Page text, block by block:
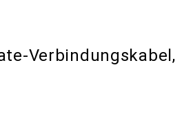
Verbindungskabel,